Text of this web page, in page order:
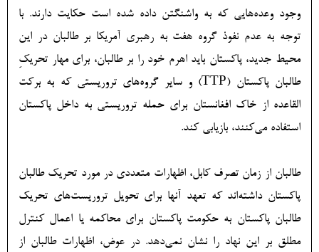
وجود وعده‌‏هایی که به واشنگتن داده شده است حکایت دارند. با
توجه به عدم نفوذ گروه هفت به رهبری آمریکا بر طالبان در این
محیط جدید، پاکستان باید اهرم خود را بر طالبان، برای مهار تحریکِ
طالبان پاکستان (TTP) و سایر گروه‌‏های تروریستی که به برکت
القاعده از خاک افغانستان برای حمله تروریستی به داخل پاکستان
استفاده می‌‏کنند، بازیابی کند.
طالبان از زمان تصرف کابل، اظهارات متعددی در مورد تحریک طالبان
پاکستان داشته‌‏اند که تعهد آنها برای تحویل تروریست‌‏های تحریک
طالبان پاکستان به حکومت پاکستان برای محاکمه یا اعمال کنترل
مطلق بر این نهاد را نشان نمی‌دهد. در عوض، اظهارات طالبان از